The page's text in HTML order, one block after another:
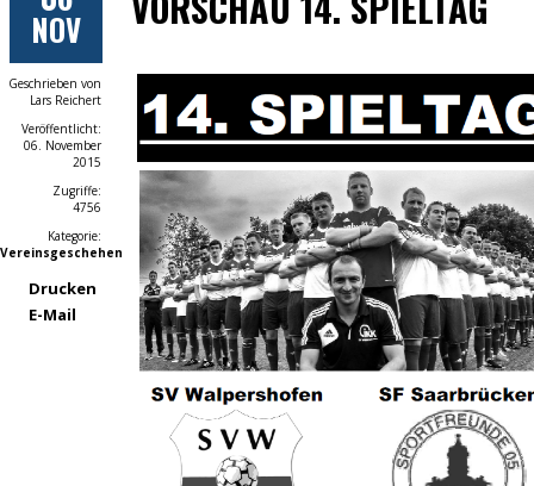
NOV
Geschrieben von
Lars Reichert
Veröffentlicht:
06. November
2015
Zugriffe:
4756
Kategorie:
Vereinsgeschehen
Drucken
E-Mail